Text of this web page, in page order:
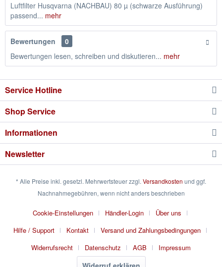
Luftfilter Husqvarna (NACHBAU) 80 µ (schwarze Ausführung)
passend... mehr
Bewertungen
0
Bewertungen lesen, schreiben und diskutieren... mehr
Service Hotline
Shop Service
Informationen
Newsletter
* Alle Preise inkl. gesetzl. Mehrwertsteuer zzgl. Versandkosten und ggf.
Nachnahmegebühren, wenn nicht anders beschrieben
Cookie-Einstellungen Händler-Login
Über uns
Hilfe / Support
Kontakt
Versand und Zahlungsbedingungen
Widerrufsrecht
Datenschutz AGB Impressum